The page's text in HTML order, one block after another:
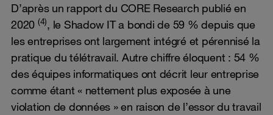
D’après un rapport du CORE Research publié en
2020 (4), le Shadow IT a bondi de 59 % depuis que
les entreprises ont largement intégré et pérennisé la
pratique du télétravail. Autre chiffre éloquent : 54 %
des équipes informatiques ont décrit leur entreprise
comme étant « nettement plus exposée à une
violation de données » en raison de l’essor du travail